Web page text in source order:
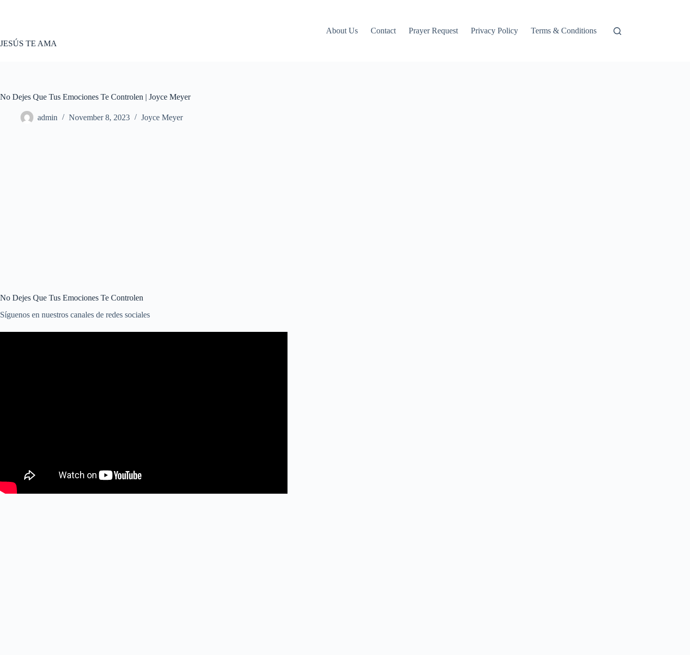
JESÚS TE AMA
About Us Contact Prayer Request Privacy Policy Terms & Conditions
No Dejes Que Tus Emociones Te Controlen | Joyce Meyer
admin November 8, 2023 Joyce Meyer
No Dejes Que Tus Emociones Te Controlen
Síguenos en nuestros canales de redes sociales